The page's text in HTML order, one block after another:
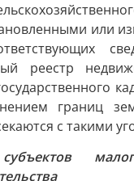
или
реестр
границ
с такими